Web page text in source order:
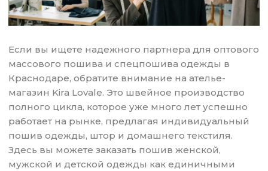
Если вы ищете надежного партнера для оптового
массового пошива и спецпошива одежды в
Краснодаре, обратите внимание на ателье-
магазин Kira Lovale. Это швейное производство
полного цикла, которое уже много лет успешно
работает на рынке, предлагая индивидуальный
пошив одежды, штор и домашнего текстиля.
Здесь вы можете заказать пошив женской,
мужской и детской одежды как единичными